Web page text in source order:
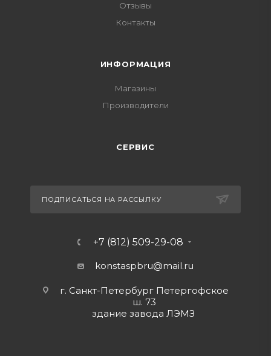
Отзывы
Контакты
ИНФОРМАЦИЯ
Магазины
Производители
СЕРВИС
ПОДПИСАТЬСЯ НА РАССЫЛКУ
+7 (812) 509-29-08
konstaspbru@mail.ru
г. Санкт-Петербург Петергофское
ш. 73
здание завода ЛЭМЗ